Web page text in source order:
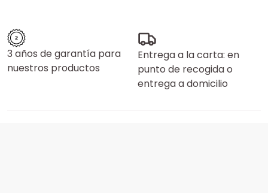
3 años de garantía para
nuestros productos
Entrega a la carta: en
punto de recogida o
entrega a domicilio